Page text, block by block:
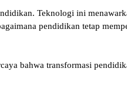
Teknologi ini
pendidikan tetap
bahwa transformasi